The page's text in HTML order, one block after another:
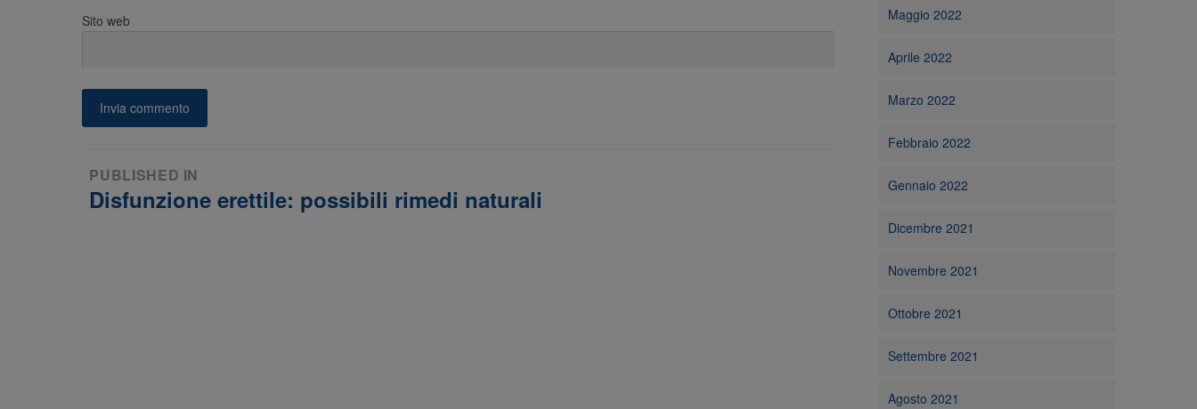
Sito web
Navigazione
articoli
PUBLISHED IN
Disfunzione erettile: possibili rimedi naturali
Maggio 2022
Aprile 2022
Marzo 2022
Febbraio 2022
Gennaio 2022
Dicembre 2021
Novembre 2021
Ottobre 2021
Settembre 2021
Agosto 2021